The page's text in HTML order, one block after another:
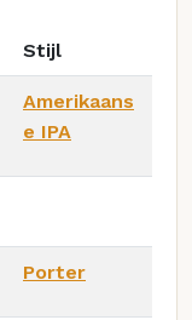
Stijl
Amerikaans
e IPA
Porter